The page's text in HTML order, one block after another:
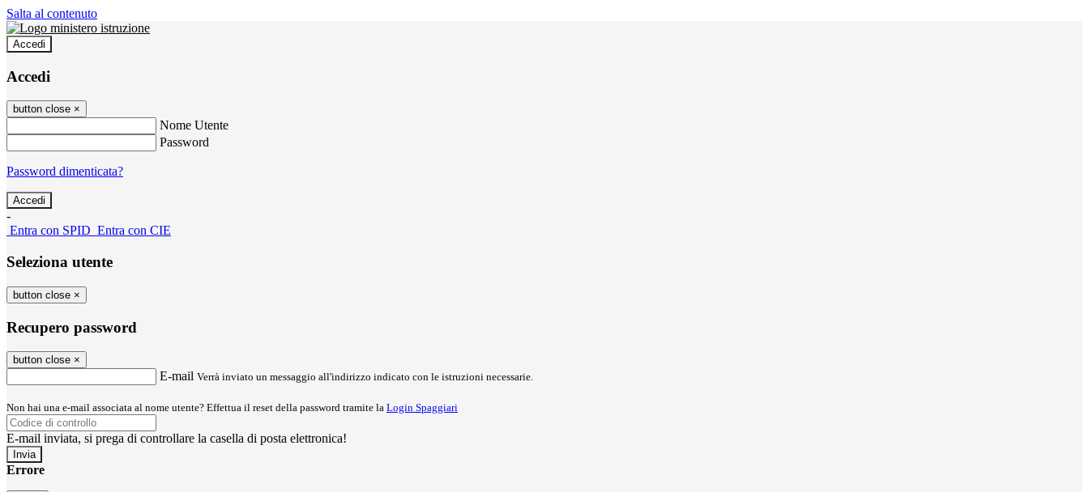
Salta al contenuto
Accedi
Accedi
button close ×
Nome Utente
Password
Password dimenticata?
-
Entra con SPID Entra con CIE
Seleziona utente
button close ×
Recupero password
button close ×
E-mail Verrà inviato un messaggio all'indirizzo indicato con le istruzioni necessarie.
Non hai una e-mail associata al nome utente? Effettua il reset della password tramite la Login Spaggiari
E-mail inviata, si prega di controllare la casella di posta elettronica!
Errore